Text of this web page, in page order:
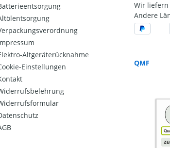
Altgeräterücknahme
Einstellungen
Wir liefern
Andere
QMF